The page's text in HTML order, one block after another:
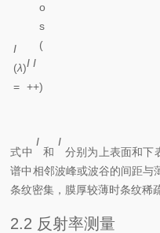
I
(λ)
=
I
1
+
I
2
+
o
s
(
4
d
)
式中
I
1 和
I
2 分别为上表面和下
谱中相邻波峰或波谷的间距与
条纹密集，膜厚较薄时条纹稀
2.2 反射率测量